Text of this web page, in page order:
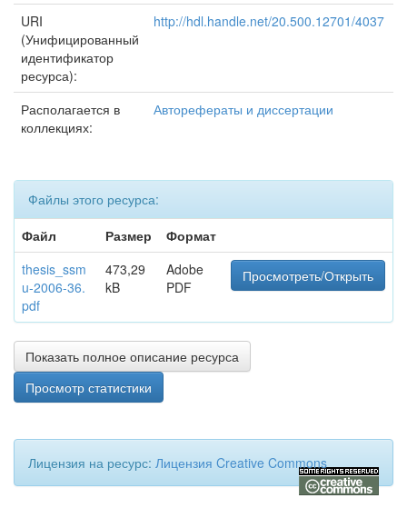
URI
(Унифицированный
идентификатор
ресурса):
http://hdl.handle.net/20.500.12701/4037
Располагается в
коллекциях:
Авторефераты и диссертации
Файлы этого ресурса:
Файл
Размер
Формат
thesis_ssm
u-2006-36.
pdf
473,29
kB
Adobe
PDF
Просмотреть/Открыть
Показать полное описание ресурса
Просмотр статистики
Лицензия на ресурс: Лицензия Creative Commons